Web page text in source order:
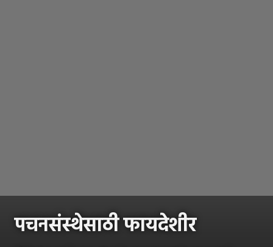
पचनसंस्थेसाठी फायदेशीर